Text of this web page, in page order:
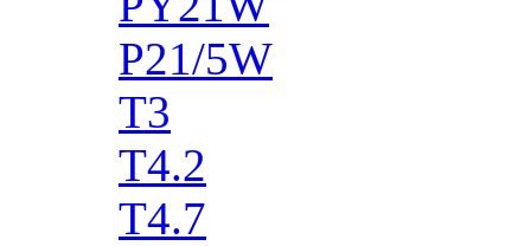
P21/5W
T3
T4.2
T4.7